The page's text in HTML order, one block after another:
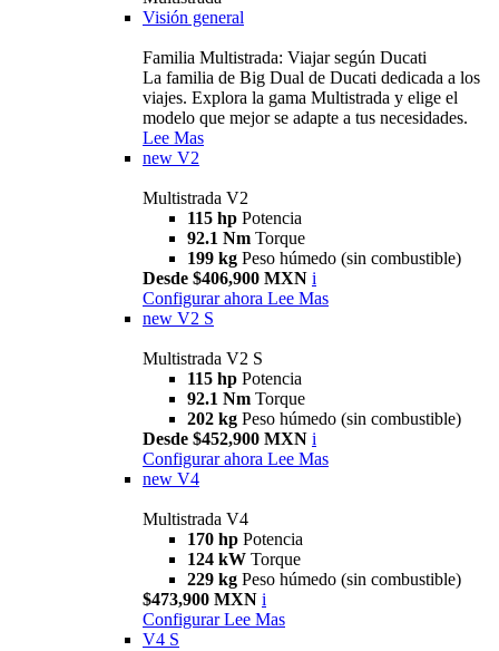
Visión general
Familia Multistrada: Viajar según Ducati
La familia de Big Dual de Ducati dedicada a los
viajes. Explora la gama Multistrada y elige el
modelo que mejor se adapte a tus necesidades.
Lee Mas
new V2
Multistrada V2
115 hp Potencia
92.1 Nm Torque
199 kg Peso húmedo (sin combustible)
Desde $406,900 MXN i
Configurar ahora Lee Mas
new V2 S
Multistrada V2 S
115 hp Potencia
92.1 Nm Torque
202 kg Peso húmedo (sin combustible)
Desde $452,900 MXN i
Configurar ahora Lee Mas
new V4
Multistrada V4
170 hp Potencia
124 kW Torque
229 kg Peso húmedo (sin combustible)
$473,900 MXN i
Configurar Lee Mas
V4 S